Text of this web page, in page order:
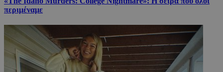
περιμέναμε